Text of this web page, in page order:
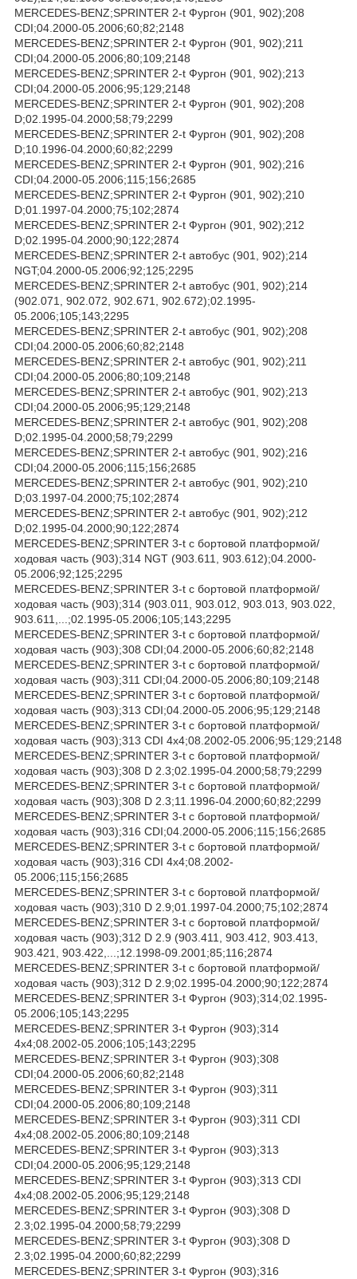
MERCEDES-BENZ;SPRINTER 2-t Фургон (901, 902);208
CDI;04.2000-05.2006;60;82;2148
MERCEDES-BENZ;SPRINTER 2-t Фургон (901, 902);211
CDI;04.2000-05.2006;80;109;2148
MERCEDES-BENZ;SPRINTER 2-t Фургон (901, 902);213
CDI;04.2000-05.2006;95;129;2148
MERCEDES-BENZ;SPRINTER 2-t Фургон (901, 902);208
D;02.1995-04.2000;58;79;2299
MERCEDES-BENZ;SPRINTER 2-t Фургон (901, 902);208
D;10.1996-04.2000;60;82;2299
MERCEDES-BENZ;SPRINTER 2-t Фургон (901, 902);216
CDI;04.2000-05.2006;115;156;2685
MERCEDES-BENZ;SPRINTER 2-t Фургон (901, 902);210
D;01.1997-04.2000;75;102;2874
MERCEDES-BENZ;SPRINTER 2-t Фургон (901, 902);212
D;02.1995-04.2000;90;122;2874
MERCEDES-BENZ;SPRINTER 2-t автобус (901, 902);214
NGT;04.2000-05.2006;92;125;2295
MERCEDES-BENZ;SPRINTER 2-t автобус (901, 902);214
(902.071, 902.072, 902.671, 902.672);02.1995-
05.2006;105;143;2295
MERCEDES-BENZ;SPRINTER 2-t автобус (901, 902);208
CDI;04.2000-05.2006;60;82;2148
MERCEDES-BENZ;SPRINTER 2-t автобус (901, 902);211
CDI;04.2000-05.2006;80;109;2148
MERCEDES-BENZ;SPRINTER 2-t автобус (901, 902);213
CDI;04.2000-05.2006;95;129;2148
MERCEDES-BENZ;SPRINTER 2-t автобус (901, 902);208
D;02.1995-04.2000;58;79;2299
MERCEDES-BENZ;SPRINTER 2-t автобус (901, 902);216
CDI;04.2000-05.2006;115;156;2685
MERCEDES-BENZ;SPRINTER 2-t автобус (901, 902);210
D;03.1997-04.2000;75;102;2874
MERCEDES-BENZ;SPRINTER 2-t автобус (901, 902);212
D;02.1995-04.2000;90;122;2874
MERCEDES-BENZ;SPRINTER 3-t c бортовой платформой/
ходовая часть (903);314 NGT (903.611, 903.612);04.2000-
05.2006;92;125;2295
MERCEDES-BENZ;SPRINTER 3-t c бортовой платформой/
ходовая часть (903);314 (903.011, 903.012, 903.013, 903.022,
903.611,...;02.1995-05.2006;105;143;2295
MERCEDES-BENZ;SPRINTER 3-t c бортовой платформой/
ходовая часть (903);308 CDI;04.2000-05.2006;60;82;2148
MERCEDES-BENZ;SPRINTER 3-t c бортовой платформой/
ходовая часть (903);311 CDI;04.2000-05.2006;80;109;2148
MERCEDES-BENZ;SPRINTER 3-t c бортовой платформой/
ходовая часть (903);313 CDI;04.2000-05.2006;95;129;2148
MERCEDES-BENZ;SPRINTER 3-t c бортовой платформой/
ходовая часть (903);313 CDI 4x4;08.2002-05.2006;95;129;2148
MERCEDES-BENZ;SPRINTER 3-t c бортовой платформой/
ходовая часть (903);308 D 2.3;02.1995-04.2000;58;79;2299
MERCEDES-BENZ;SPRINTER 3-t c бортовой платформой/
ходовая часть (903);308 D 2.3;11.1996-04.2000;60;82;2299
MERCEDES-BENZ;SPRINTER 3-t c бортовой платформой/
ходовая часть (903);316 CDI;04.2000-05.2006;115;156;2685
MERCEDES-BENZ;SPRINTER 3-t c бортовой платформой/
ходовая часть (903);316 CDI 4x4;08.2002-
05.2006;115;156;2685
MERCEDES-BENZ;SPRINTER 3-t c бортовой платформой/
ходовая часть (903);310 D 2.9;01.1997-04.2000;75;102;2874
MERCEDES-BENZ;SPRINTER 3-t c бортовой платформой/
ходовая часть (903);312 D 2.9 (903.411, 903.412, 903.413,
903.421, 903.422,...;12.1998-09.2001;85;116;2874
MERCEDES-BENZ;SPRINTER 3-t c бортовой платформой/
ходовая часть (903);312 D 2.9;02.1995-04.2000;90;122;2874
MERCEDES-BENZ;SPRINTER 3-t Фургон (903);314;02.1995-
05.2006;105;143;2295
MERCEDES-BENZ;SPRINTER 3-t Фургон (903);314
4x4;08.2002-05.2006;105;143;2295
MERCEDES-BENZ;SPRINTER 3-t Фургон (903);308
CDI;04.2000-05.2006;60;82;2148
MERCEDES-BENZ;SPRINTER 3-t Фургон (903);311
CDI;04.2000-05.2006;80;109;2148
MERCEDES-BENZ;SPRINTER 3-t Фургон (903);311 CDI
4x4;08.2002-05.2006;80;109;2148
MERCEDES-BENZ;SPRINTER 3-t Фургон (903);313
CDI;04.2000-05.2006;95;129;2148
MERCEDES-BENZ;SPRINTER 3-t Фургон (903);313 CDI
4x4;08.2002-05.2006;95;129;2148
MERCEDES-BENZ;SPRINTER 3-t Фургон (903);308 D
2.3;02.1995-04.2000;58;79;2299
MERCEDES-BENZ;SPRINTER 3-t Фургон (903);308 D
2.3;02.1995-04.2000;60;82;2299
MERCEDES-BENZ;SPRINTER 3-t Фургон (903);316